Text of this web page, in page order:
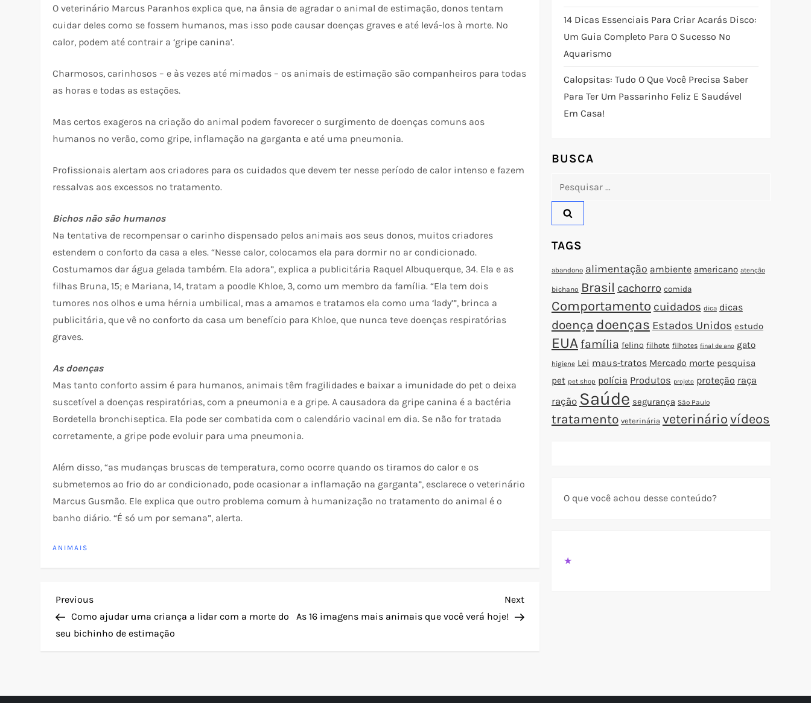
O veterinário Marcus Paranhos explica que, na ânsia de agradar o animal de estimação, donos tentam
cuidar deles como se fossem humanos, mas isso pode causar doenças graves e até levá-los à morte. No
calor, podem até contrair a ‘gripe canina’.
Charmosos, carinhosos – e às vezes até mimados – os animais de estimação são companheiros para todas
as horas e todas as estações.
Mas certos exageros na criação do animal podem favorecer o surgimento de doenças comuns aos
humanos no verão, como gripe, inflamação na garganta e até uma pneumonia.
Profissionais alertam aos criadores para os cuidados que devem ter nesse período de calor intenso e fazem
ressalvas aos excessos no tratamento.
Bichos não são humanos
Na tentativa de recompensar o carinho dispensado pelos animais aos seus donos, muitos criadores
estendem o conforto da casa a eles. “Nesse calor, colocamos ela para dormir no ar condicionado.
Costumamos dar água gelada também. Ela adora”, explica a publicitária Raquel Albuquerque, 34. Ela e as
filhas Bruna, 15; e Mariana, 14, tratam a poodle Khloe, 3, como um membro da família. “Ela tem dois
tumores nos olhos e uma hérnia umbilical, mas a amamos e tratamos ela como uma ‘lady’”, brinca a
publicitária, que vê no conforto da casa um benefício para Khloe, que nunca teve doenças respiratórias
graves.
As doenças
Mas tanto conforto assim é para humanos, animais têm fragilidades e baixar a imunidade do pet o deixa
suscetível a doenças respiratórias, com a pneumonia e a gripe. A causadora da gripe canina é a bactéria
Bordetella bronchiseptica. Ela pode ser combatida com o calendário vacinal em dia. Se não for tratada
corretamente, a gripe pode evoluir para uma pneumonia.
Além disso, “as mudanças bruscas de temperatura, como ocorre quando os tiramos do calor e os
submetemos ao frio do ar condicionado, pode ocasionar a inflamação na garganta”, esclarece o veterinário
Marcus Gusmão. Ele explica que outro problema comum à humanização no tratamento do animal é o
banho diário. “É só um por semana”, alerta.
ANIMAIS
N
a
e
Previous
Post
Previous
Como ajudar uma criança a lidar com a morte do
seu bichinho de estimação
Next
Post
Next
As 16 imagens mais animais que você verá hoje!
14 Dicas Essenciais Para Criar Acarás Disco:
Um Guia Completo Para O Sucesso No
Aquarismo
Calopsitas: Tudo O Que Você Precisa Saber
Para Ter Um Passarinho Feliz E Saudável
Em Casa!
BUSCA
Pesquisar
TAGS
abandono alimentação ambiente americano atenção
bichano Brasil cachorro comida
Comportamento cuidados dica dicas
doença doenças Estados Unidos estudo
EUA família felino filhote filhotes final de ano gato
higiene Lei maus-tratos Mercado morte pesquisa
pet pet shop polícia Produtos projeto proteção raça
ração Saúde segurança São Paulo
tratamento veterinária veterináriovídeos
O que você achou desse conteúdo?
★